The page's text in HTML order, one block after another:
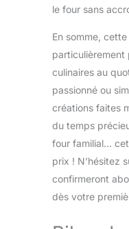
le four sans
En somme,
particulièrement
culinaires au
passionné ou
créations faites
du temps
four familial…
prix ! N’hésitez
confirmeront
dès votre